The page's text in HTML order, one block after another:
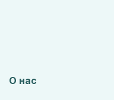
О нас